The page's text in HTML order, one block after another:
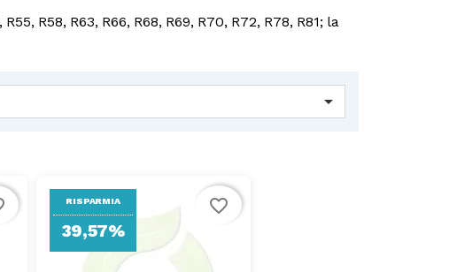
R55, R58, R63, R66, R68, R69, R70, R72, R78, R81; la

RISPARMIA
39,57%
favorite_border